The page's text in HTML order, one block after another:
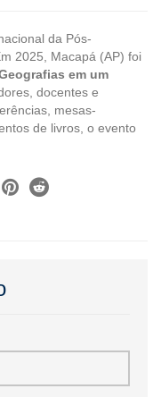
da Pós-
2025, Macapá (AP) foi
em um
docentes e
mesas-
de livros, o evento